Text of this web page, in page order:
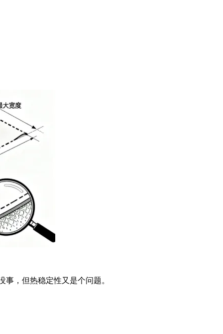
，但热稳定性又是个问题。